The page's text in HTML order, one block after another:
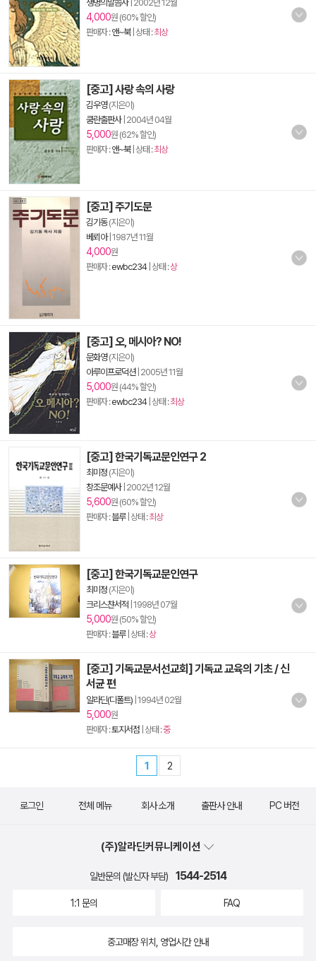
생명의말씀사| 2002년 12월
4,000원 (60% 할인)
판매자 :앤~북| 상태 :최상
[중고] 사랑 속의 사랑
김우영(지은이)
쿰란출판사| 2004년 04월
5,000원 (62% 할인)
판매자 :앤~북| 상태 :최상
[중고] 주기도문
김기동(지은이)
베뢰아| 1987년 11월
4,000원
판매자 :ewbc234| 상태 :상
[중고] 오, 메시아? NO!
문화영(지은이)
아루이프로덕션| 2005년 11월
5,000원 (44% 할인)
판매자 :ewbc234| 상태 :최상
[중고] 한국기독교문인연구 2
최미정 (지은이)
창조문예사| 2002년 12월
5,600원 (60% 할인)
판매자 :블루| 상태 :최상
[중고] 한국기독교문인연구
최미정 (지은이)
크리스챤서적 1998년 07월
5,000원 (50% 할인)
판매자 :블루| 상태 :상
[중고] 기독교문서선교회] 기독교 교육의 기초 / 신
서균 편
알라딘(디폴트) 1994년 02월
5,000원
판매자 :토지서점 | 상태 :중
1 2
로그인 전체 메뉴 회사 소개 출판사 안내 PC 버전
(주)알라딘커뮤니케이션
일반문의 (발신자 부담) 1544-2514
1:1 문의 FAQ
중고매장 위치, 영업시간 안내